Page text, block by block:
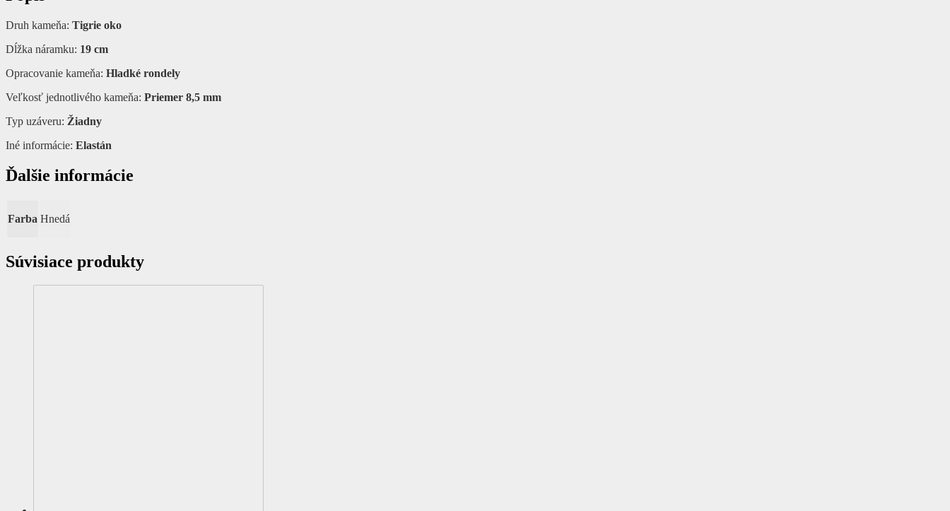
Druh kameňa: Tigrie oko
Dĺžka náramku: 19 cm
Opracovanie kameňa: Hladké rondely
Veľkosť jednotlivého kameňa: Priemer 8,5 mm
Typ uzáveru: Žiadny
Iné informácie: Elastán
Ďalšie informácie
Farba Hnedá
Súvisiace produkty